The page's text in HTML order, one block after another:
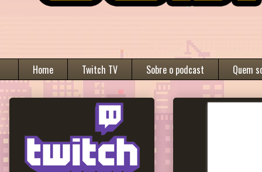
Home Twitch TV Sobre o podcast Quem